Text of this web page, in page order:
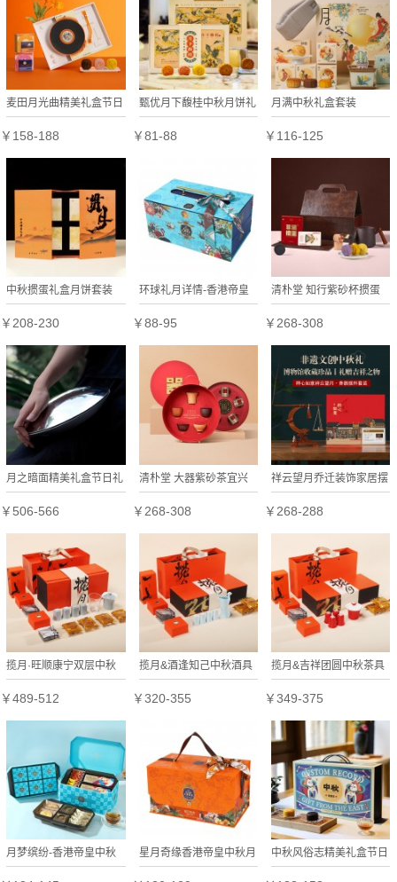
麦田月光曲精美礼盒节日
礼盒定制
￥158-188
甄优月下馥桂中秋月饼礼
盒
￥81-88
月满中秋礼盒套装
￥116-125
中秋掼蛋礼盒月饼套装
￥208-230
环球礼月详情-香港帝皇
中秋礼盒套装
￥88-95
清朴堂 知行紫砂杯掼蛋
商务套装原矿紫砂杯红木
把商务办公文创礼品礼盒
￥268-308
月之暗面精美礼盒节日礼
盒定制
￥506-566
清朴堂 大器紫砂茶宜兴
黄龙山原矿甜芽小种红老
白茶双茶套装礼盒 大器
紫砂
￥268-308
祥云望月乔迁装饰家居摆
件礼品送朋友开业创意礼
物博物院收藏文创
￥268-288
揽月·旺顺康宁双层中秋
茶具祝福礼
￥489-512
揽月&酒逢知己中秋酒具
礼盒
￥320-355
揽月&吉祥团圆中秋茶具
礼盒
￥349-375
月梦缤纷-香港帝皇中秋
礼盒
星月奇缘香港帝皇中秋月
饼礼盒
中秋风俗志精美礼盒节日
礼盒定制